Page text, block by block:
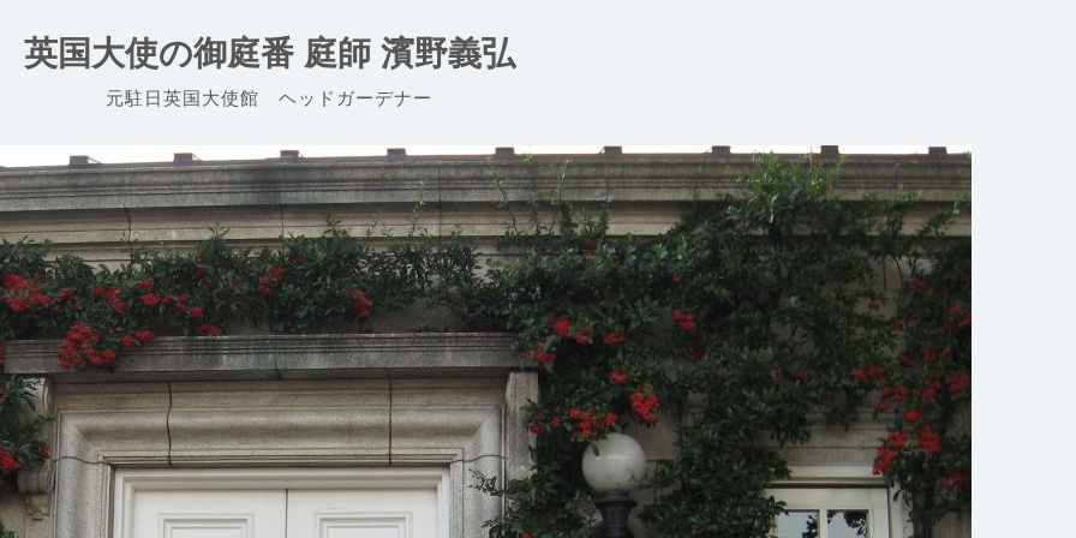
英国大使の御庭番 庭師 濱野義弘
元駐日英国大使館 ヘッドガーデナー